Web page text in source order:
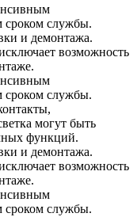
сроком службы.
и демонтажа.
возможность
сроком службы.
могут быть
функций.
и демонтажа.
возможность
сроком службы.